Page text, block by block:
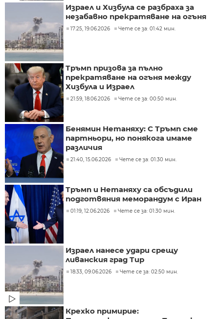
Израел и Хизбула се разбраха за
незабавно прекратяване на огъня
17:25, 19.06.2026 Чете се за: 01:42 мин.
Тръмп призова за пълно
прекратяване на огъня между
Хизбула и Израел
21:59, 18.06.2026 Чете се за: 00:50 мин.
Бенямин Нетаняху: С Тръмп сме
партньори, но понякога имаме
различия
21:40, 15.06.2026 Чете се за: 01:30 мин.
Тръмп и Нетаняху са обсъдили
подготвяния меморандум с Иран
01:19, 12.06.2026 Чете се за: 01:30 мин.
Израел нанесе удари срещу
ливанския град Тир
18:33, 09.06.2026 Чете се за: 02:50 мин.
Крехко примирие: